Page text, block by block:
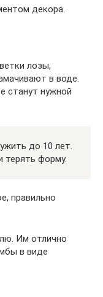
декора.
лозы,
в воде.
станут нужной
до 10 лет.
терять форму.
правильно
Им отлично
в виде